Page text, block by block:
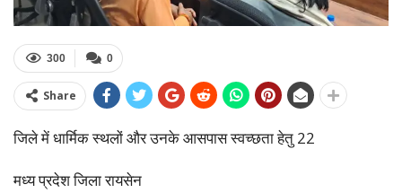
0
300
Share
जिले में धार्मिक स्थलों और उनके आसपास स्वच्छता हेतु 22
मध्य प्रदेश जिला रायसेन